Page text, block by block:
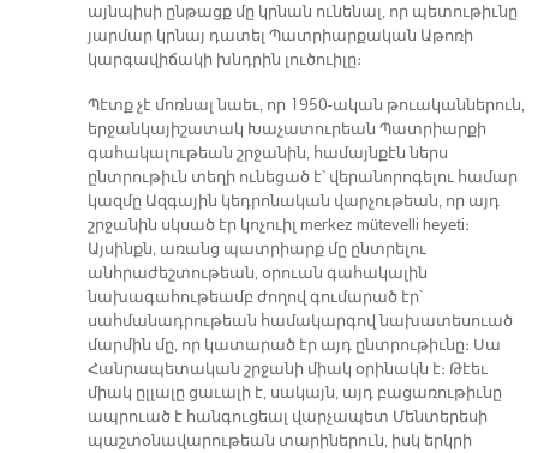
այնպիսի ընթացք մը կրնան ունենալ, որ պետութիւնը
յարմար կրնայ դատել Պատրիարքական Աթոռի
կարգավիճակի խնդրին լուծուիլը։
Պէտք չէ մոռնալ նաեւ, որ 1950-ական թուականներուն,
երջանկայիշատակ Խաչատուրեան Պատրիարքի
գահակալութեան շրջանին, համայնքէն ներս
ընտրութիւն տեղի ունեցած է՝ վերանորոգելու համար
կազմը Ազգային կեդրոնական վարչութեան, որ այդ
շրջանին սկսած էր կոչուիլ merkez mütevelli heyeti։
Այսինքն, առանց պատրիարք մը ընտրելու
անհրաժեշտութեան, օրուան գահակալին
նախագահութեամբ ժողով գումարած էր՝
սահմանադրութեան համակարգով նախատեսուած
մարմին մը, որ կատարած էր այդ ընտրութիւնը։ Սա
Հանրապետական շրջանի միակ օրինակն է։ Թէեւ
միակ ըլլալը ցաւալի է, սակայն, այդ բացառութիւնը
ապրուած է հանգուցեալ վարչապետ Մենտերեսի
պաշտօնավարութեան տարիներուն, իսկ երկրի